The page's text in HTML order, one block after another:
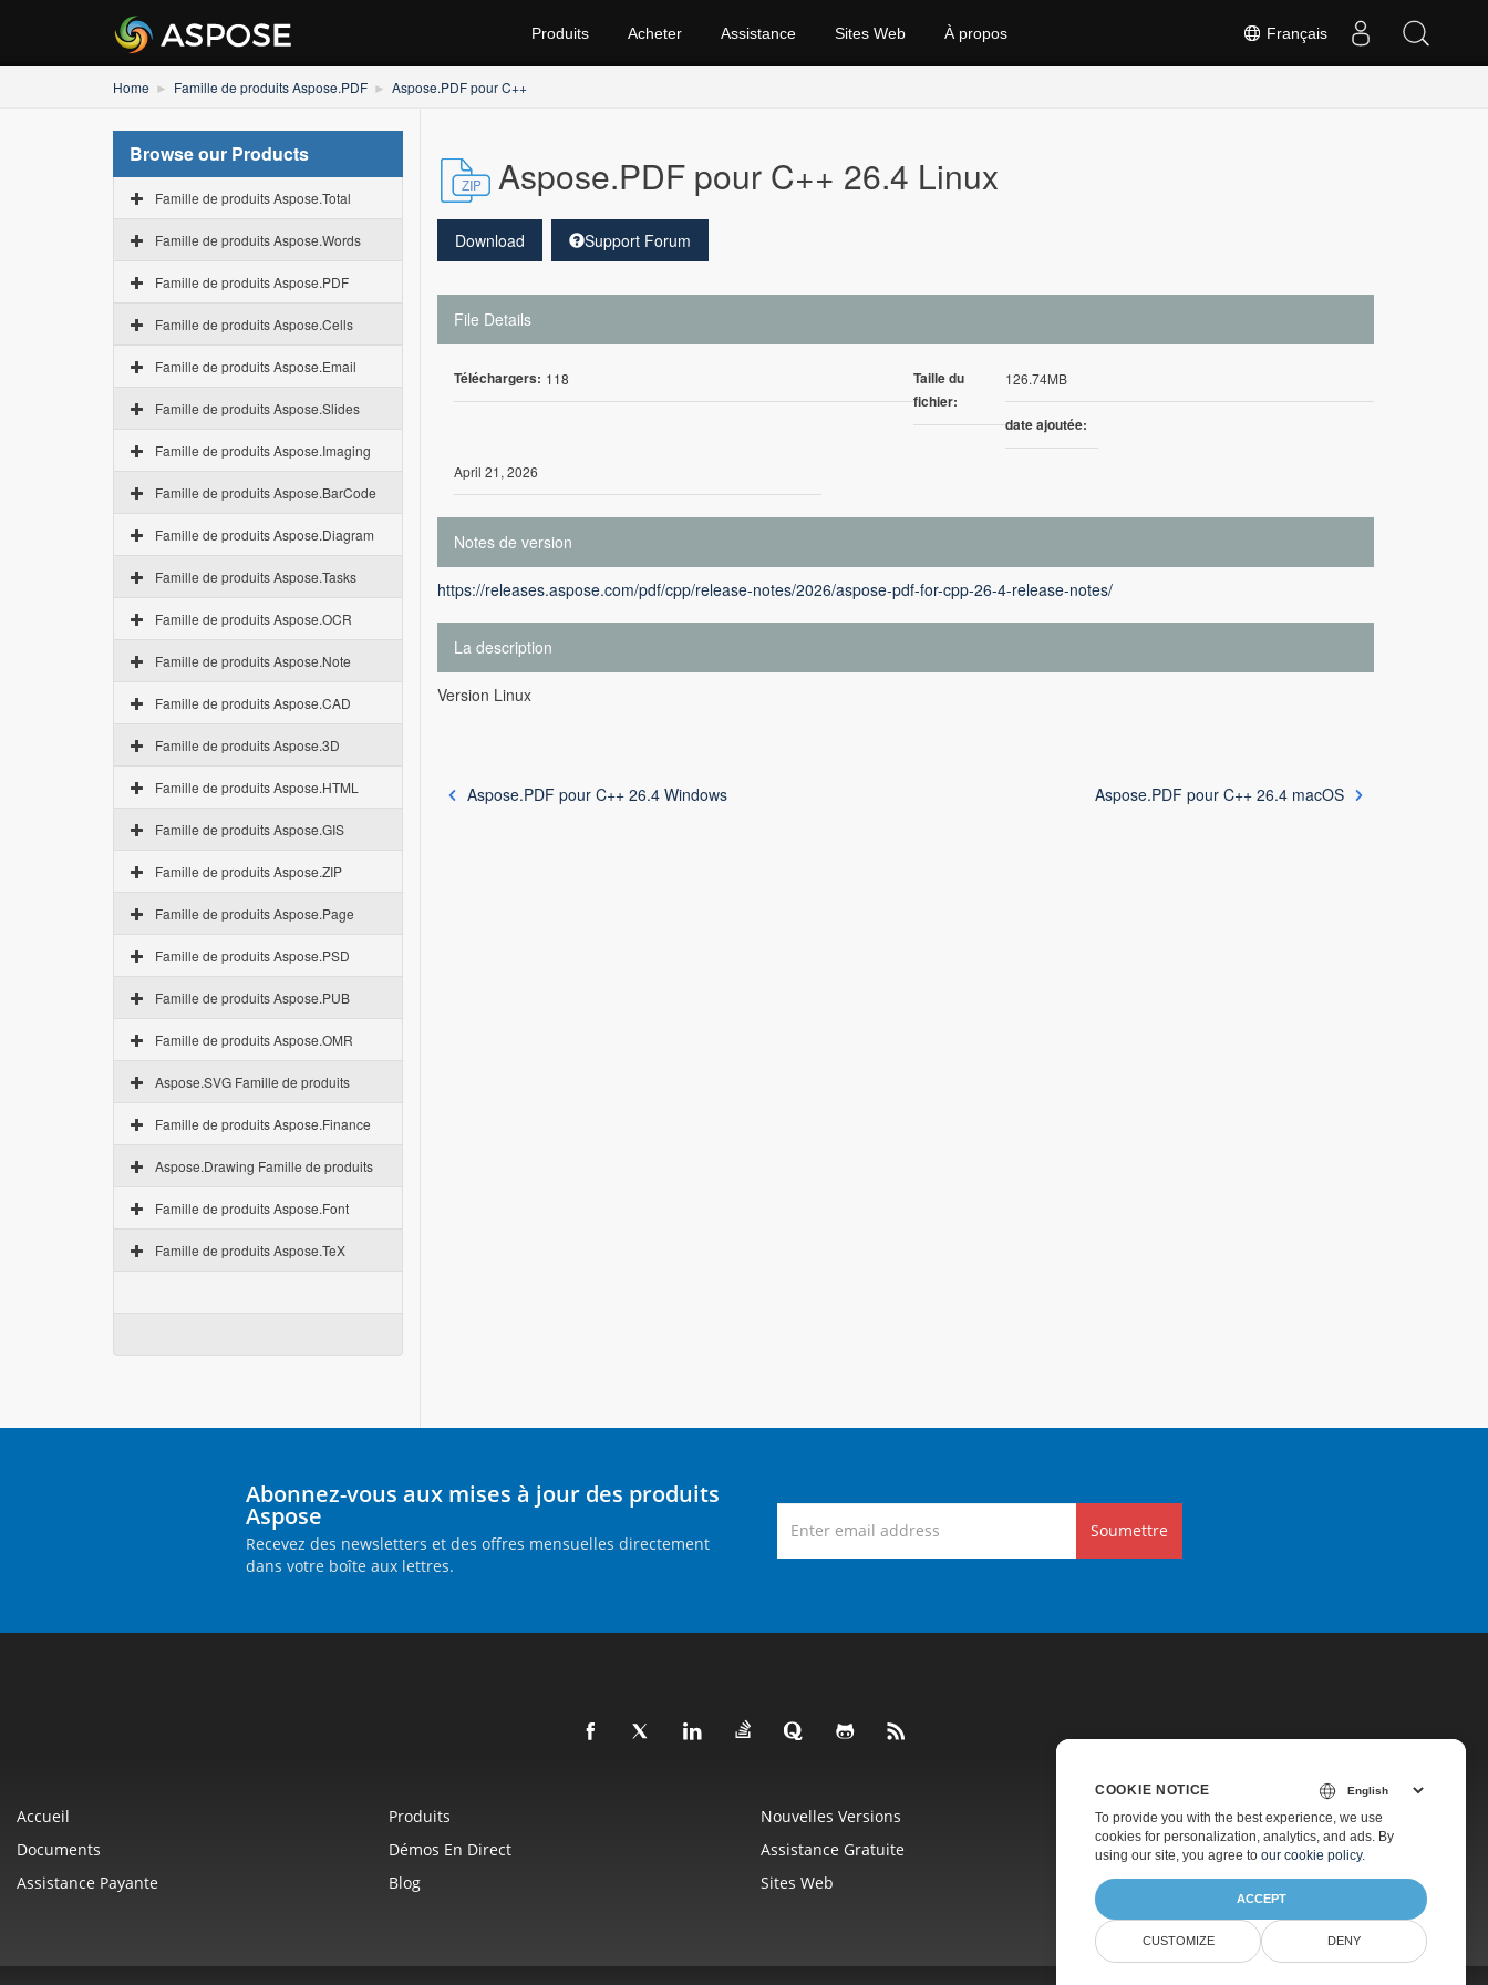
Français
Produits Acheter Assistance Sites Web À propos
Home Famille de produits Aspose.PDF Aspose.PDF pour C++
Browse our Products
Famille de produits Aspose.Total
Famille de produits Aspose.Words
Famille de produits Aspose.PDF
Famille de produits Aspose.Cells
Famille de produits Aspose.Email
Famille de produits Aspose.Slides
Famille de produits Aspose.Imaging
Famille de produits Aspose.BarCode
Famille de produits Aspose.Diagram
Famille de produits Aspose.Tasks
Famille de produits Aspose.OCR
Famille de produits Aspose.Note
Famille de produits Aspose.CAD
Famille de produits Aspose.3D
Famille de produits Aspose.HTML
Famille de produits Aspose.GIS
Famille de produits Aspose.ZIP
Famille de produits Aspose.Page
Famille de produits Aspose.PSD
Famille de produits Aspose.PUB
Famille de produits Aspose.OMR
Aspose.SVG Famille de produits
Famille de produits Aspose.Finance
Aspose.Drawing Famille de produits
Famille de produits Aspose.Font
Famille de produits Aspose.TeX
Aspose.PDF pour C++ 26.4 Linux
Download Support Forum
File Details
Téléchargers: 118
Taille du
fichier:
126.74MB
date ajoutée:
April 21, 2026
Notes de version
https://releases.aspose.com/pdf/cpp/release-notes/2026/aspose-pdf-for-cpp-26-4-release-notes/
La description
Version Linux
Aspose.PDF pour C++ 26.4 Windows Aspose.PDF pour C++ 26.4 macOS
Abonnez-vous aux mises à jour des produits
Aspose
Recevez des newsletters et des offres mensuelles directement
dans votre boîte aux lettres.
Soumettre
Accueil Produits Nouvelles Versions
Tarification
Documents
Démos En Direct Assistance Gratuite
Consultation Gratuite
Assistance Payante
Blog Sites Web À Propos
COOKIE NOTICE
To provide you with the best experience, we use
cookies for personalization, analytics, and ads. By
using our site, you agree to our cookie policy.
ACCEPT
CUSTOMIZE DENY